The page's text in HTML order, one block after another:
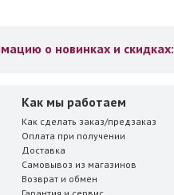
о новинках и скидках:
Как мы работаем
Как сделать заказ/предзаказ
Оплата при получении
Доставка
Самовывоз из магазинов
Возврат и обмен